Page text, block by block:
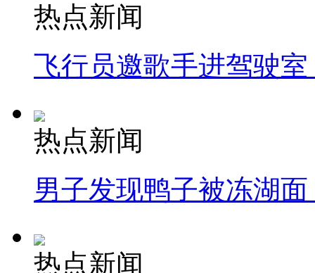
热点新闻
飞行员邀歌手进驾驶
热点新闻
男子发现鸭子被冻湖
热点新闻